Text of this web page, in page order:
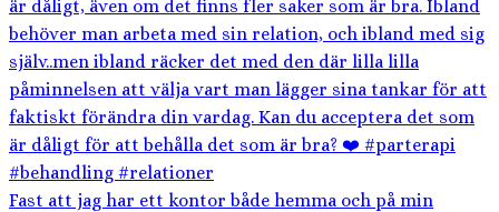
Fast att jag har ett kontor både hemma och på min